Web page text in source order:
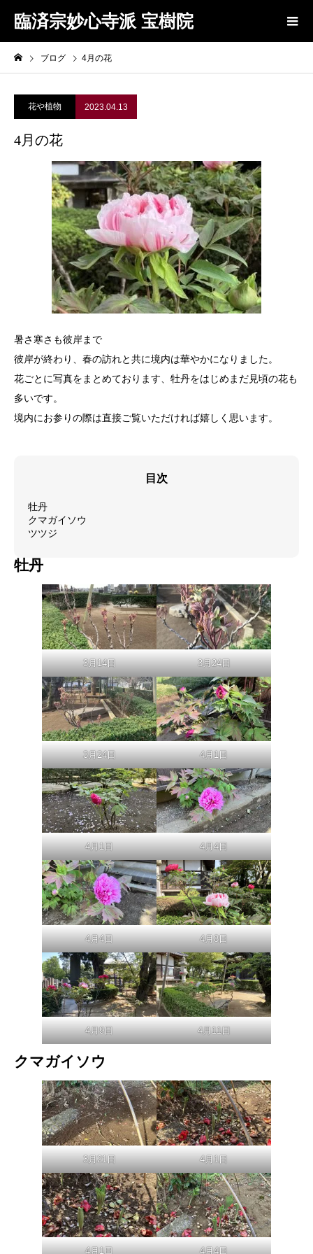
臨済宗妙心寺派 宝樹院
ブログ 4月の花
花や植物 2023.04.13
4月の花
暑さ寒さも彼岸まで
彼岸が終わり、春の訪れと共に境内は華やかになりました。
花ごとに写真をまとめております、牡丹をはじめまだ見頃の花も
多いです。
境内にお参りの際は直接ご覧いただければ嬉しく思います。
目次
牡丹
クマガイソウ
ツツジ
牡丹
3月14日 3月24日
3月24日 4月1日
4月1日 4月4日
4月4日 4月8日
4月9日 4月11日
クマガイソウ
3月21日 4月1日
4月1日 4月4日